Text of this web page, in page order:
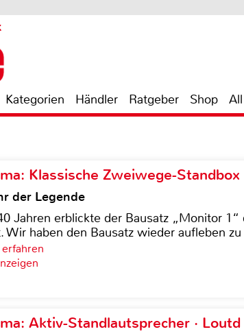
Kategorien Händler Ratgeber Shop
Klassische Zweiwege-
der Legende
Jahren erblickte der Bausatz „Monitor
Wir haben den Bausatz wieder aufleben zu
Aktiv-Standlautsprecher ·